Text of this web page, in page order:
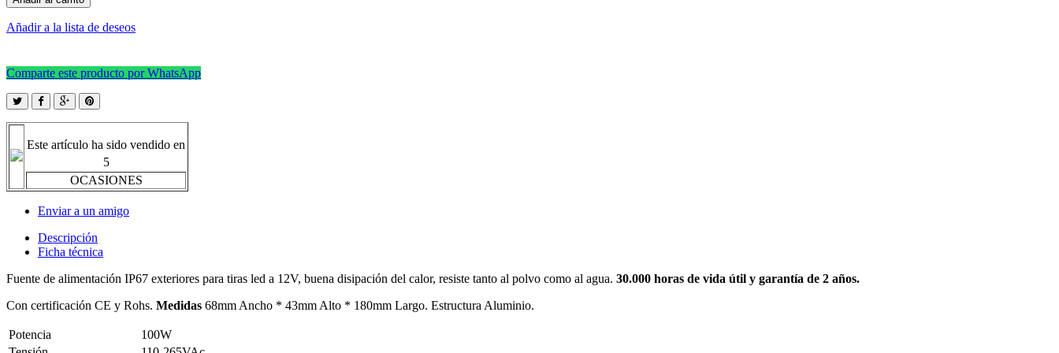
Añadir a la lista de deseos
Comparte este producto por WhatsApp
Este artículo ha sido vendido en
5
OCASIONES
Enviar a un amigo
Descripción
Ficha técnica
Fuente de alimentación IP67 exteriores para tiras led a 12V, buena disipación del calor, resiste tanto al polvo como al agua. 30.000 horas de vida útil y garantía de 2 años.
Con certificación CE y Rohs. Medidas 68mm Ancho * 43mm Alto * 180mm Largo. Estructura Aluminio.
Potencia
100W